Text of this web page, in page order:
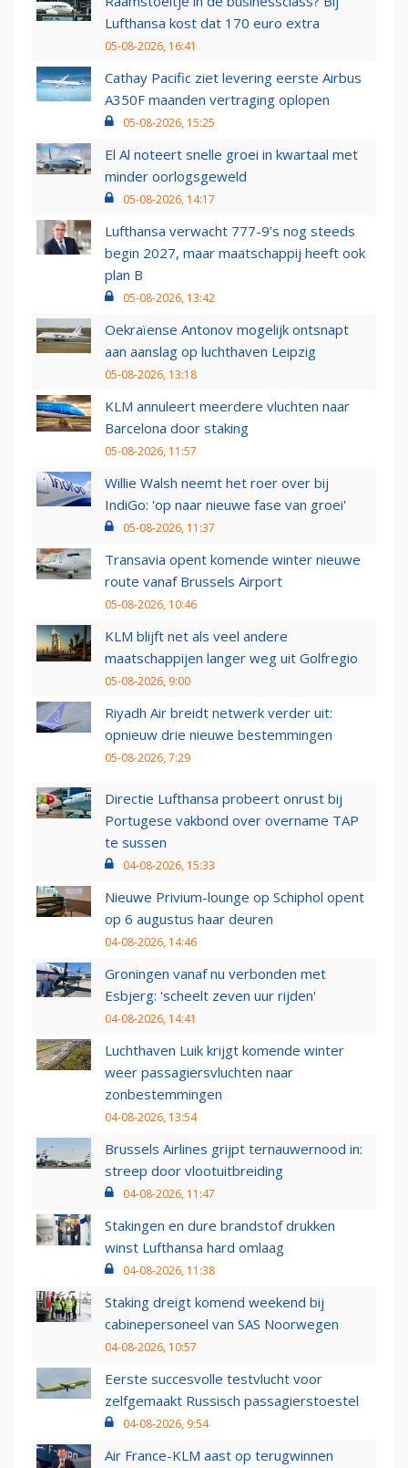
Lufthansa kost dat 170 euro extra
05-08-2026, 16:41
Cathay Pacific ziet levering eerste Airbus
A350F maanden vertraging oplopen
05-08-2026, 15:25
El Al noteert snelle groei in kwartaal met
minder oorlogsgeweld
05-08-2026, 14:17
Lufthansa verwacht 777-9’s nog steeds
begin 2027, maar maatschappij heeft ook
plan B
05-08-2026, 13:42
Oekraïense Antonov mogelijk ontsnapt
aan aanslag op luchthaven Leipzig
05-08-2026, 13:18
KLM annuleert meerdere vluchten naar
Barcelona door staking
05-08-2026, 11:57
Willie Walsh neemt het roer over bij
IndiGo: 'op naar nieuwe fase van groei'
05-08-2026, 11:37
Transavia opent komende winter nieuwe
route vanaf Brussels Airport
05-08-2026, 10:46
KLM blijft net als veel andere
maatschappijen langer weg uit Golfregio
05-08-2026, 9:00
Riyadh Air breidt netwerk verder uit:
opnieuw drie nieuwe bestemmingen
05-08-2026, 7:29
Directie Lufthansa probeert onrust bij
Portugese vakbond over overname TAP
te sussen
04-08-2026, 15:33
Nieuwe Privium-lounge op Schiphol opent
op 6 augustus haar deuren
04-08-2026, 14:46
Groningen vanaf nu verbonden met
Esbjerg: 'scheelt zeven uur rijden'
04-08-2026, 14:41
Luchthaven Luik krijgt komende winter
weer passagiersvluchten naar
zonbestemmingen
04-08-2026, 13:54
Brussels Airlines grijpt ternauwernood in:
streep door vlootuitbreiding
04-08-2026, 11:47
Stakingen en dure brandstof drukken
winst Lufthansa hard omlaag
04-08-2026, 11:38
Staking dreigt komend weekend bij
cabinepersoneel van SAS Noorwegen
04-08-2026, 10:57
Eerste succesvolle testvlucht voor
zelfgemaakt Russisch passagierstoestel
04-08-2026, 9:54
Air France-KLM aast op terugwinnen